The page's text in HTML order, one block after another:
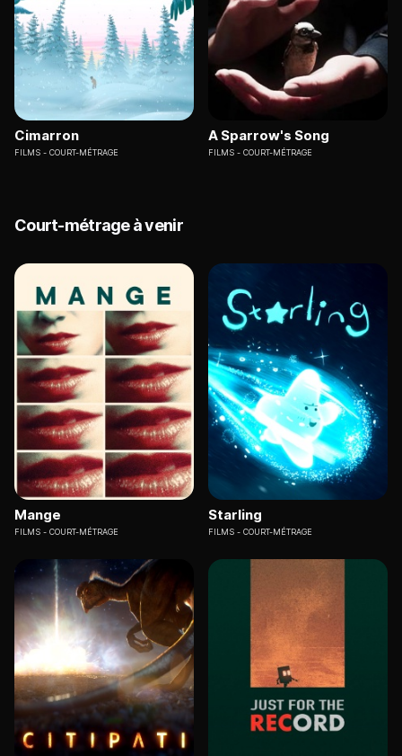
Cimarron
FILMS COURT-MÉTRAGE
A Sparrow's Song
FILMS COURT-MÉTRAGE
Court-métrage à venir
Mange
FILMS COURT-MÉTRAGE
Starling
FILMS COURT-MÉTRAGE